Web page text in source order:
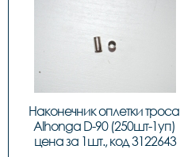
Наконечник оплетки троса
Alhonga D-90 (250шт-1уп)
цена за 1шт., код 3122643